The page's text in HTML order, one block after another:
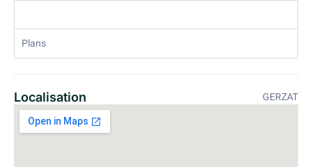
Plans
Localisation GERZAT